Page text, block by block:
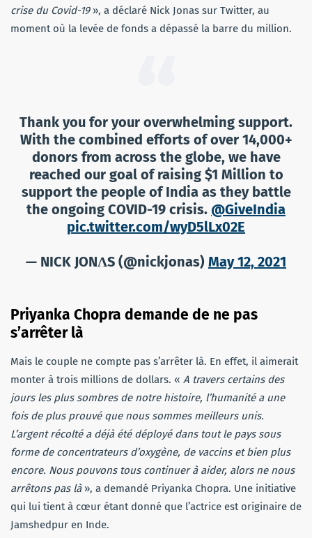
crise du Covid-19», a déclaré Nick Jonas sur Twitter, au
moment où la levée de fonds a dépassé la barre du million.
Thank you for your overwhelming support.
With the combined efforts of over 14,000+
donors from across the globe, we have
reached our goal of raising $1 Million to
support the people of India as they battle
the ongoing COVID-19 crisis. @GiveIndia
pic.twitter.com/wyD5lLx02E
— NICK JONɅS (@nickjonas) May 12, 2021
Priyanka Chopra demande de ne pas
s’arrêter là
Mais le couple ne compte pas s’arrêter là. En effet, il aimerait
monter à trois millions de dollars. « A travers certains des
jours les plus sombres de notre histoire, l’humanité a une
fois de plus prouvé que nous sommes meilleurs unis.
L’argent récolté a déjà été déployé dans tout le pays sous
forme de concentrateurs d’oxygène, de vaccins et bien plus
encore. Nous pouvons tous continuer à aider, alors ne nous
arrêtons pas là», a demandé Priyanka Chopra. Une initiative
qui lui tient à cœur étant donné que l’actrice est originaire de
Jamshedpur en Inde.